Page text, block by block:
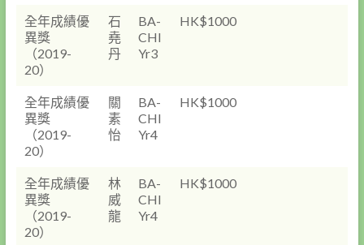
全年成績優
異獎
（2019-
20）
石
堯
丹
BA-
CHI
Yr3
HK$1000
全年成績優
異獎
（2019-
20）
關
素
怡
BA-
CHI
Yr4
HK$1000
全年成績優
異獎
（2019-
20）
林
威
龍
BA-
CHI
Yr4
HK$1000